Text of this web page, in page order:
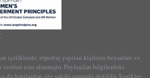
içeriklerde, röportaj yapılan kişilerin beyanları ve
verileri esas alınmıştır. Paylaşılan bilgilerdeki
da hatalardan site sahibi sorumlu değildir. İçerikler